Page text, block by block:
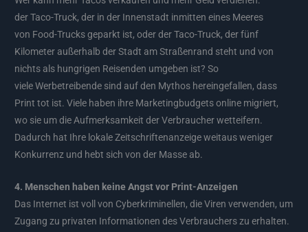
der Taco-Truck, der in der Innenstadt inmitten eines Meeres
von Food-Trucks geparkt ist, oder der Taco-Truck, der fünf
Kilometer außerhalb der Stadt am Straßenrand steht und von
nichts als hungrigen Reisenden umgeben ist? So
viele Werbetreibende sind auf den Mythos hereingefallen, dass
Print tot ist. Viele haben ihre Marketingbudgets online migriert,
wo sie um die Aufmerksamkeit der Verbraucher wetteifern.
Dadurch hat Ihre lokale Zeitschriftenanzeige weitaus weniger
Konkurrenz und hebt sich von der Masse ab.
4. Menschen haben keine Angst vor Print-Anzeigen
Das Internet ist voll von Cyberkriminellen, die Viren verwenden, um
Zugang zu privaten Informationen des Verbrauchers zu erhalten.